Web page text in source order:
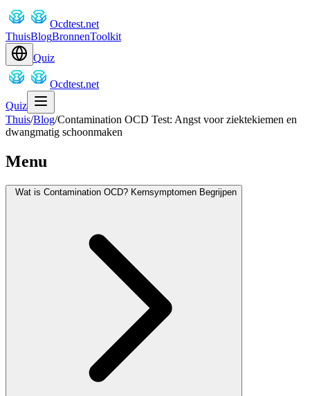
Ocdtest.net
ThuisBlogBronnenToolkit
Quiz
Ocdtest.net
Quiz
Thuis/Blog/Contamination OCD Test: Angst voor ziektekiemen en
dwangmatig schoonmaken
Menu
Wat is Contamination OCD? Kernsymptomen Begrijpen